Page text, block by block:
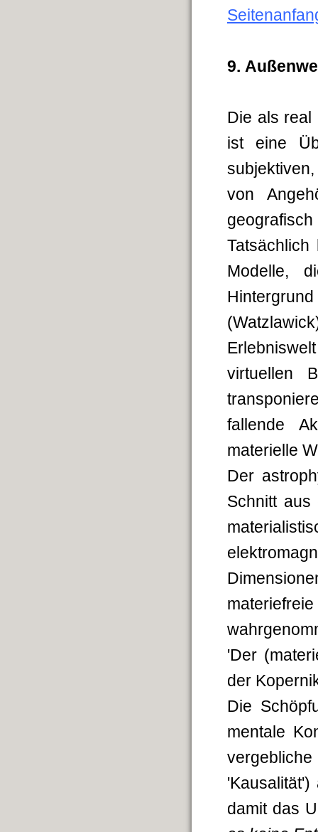
9.
Die als real
ist eine
von
Modelle,
virtuellen
fallende
materielle
Der
Schnitt aus
'Der
der
Die
mentale
damit das